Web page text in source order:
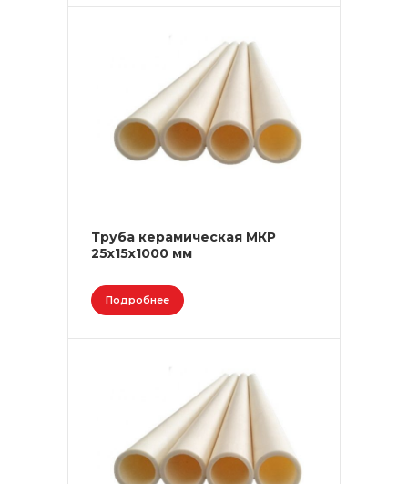
Труба керамическая МКР
25х15х1000 мм
Подробнее